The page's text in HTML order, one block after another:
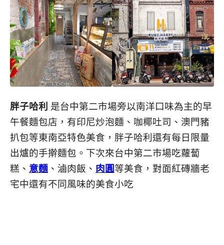
胖子哈利 是台中第二市場旁以南洋口味為主的早
午餐麵包店，有印尼炒泡麵、咖椰吐司、澳門豬
扒包等東南亞特色美食，胖子哈利還有每日限量
出爐的手擀麵包。下次來台中第二市場吃蘿蔔
糕、 意麵 、滷肉飯、 肉圓等美食，對面紅磚牆老
宅中還有不同風味的美食小吃